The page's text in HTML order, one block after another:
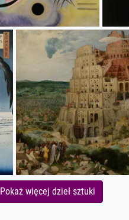
Pokaż więcej dzieł sztuki